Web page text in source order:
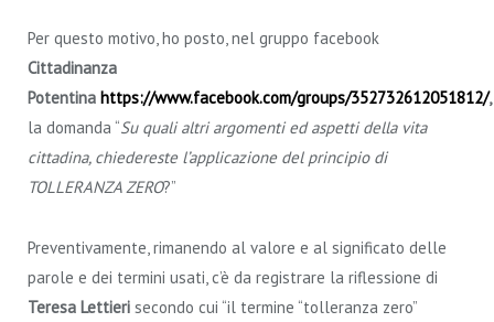
Per questo motivo, ho posto, nel gruppo facebook
Cittadinanza
Potentina https://www.facebook.com/groups/352732612051812/,
la domanda “Su quali altri argomenti ed aspetti della vita
cittadina, chiedereste l’applicazione del principio di
TOLLERANZA ZERO?”
Preventivamente, rimanendo al valore e al significato delle
parole e dei termini usati, c’è da registrare la riflessione di
Teresa Lettieri secondo cui “il termine “tolleranza zero”